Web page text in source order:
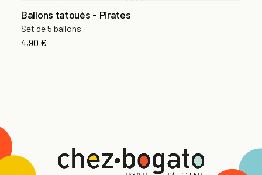
Ballons tatoués - Pirates
Set de 5 ballons
4,90 €